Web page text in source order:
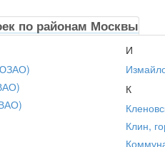
по районам Москвы
И
К
Клин,